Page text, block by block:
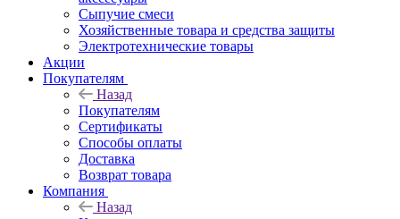
Сыпучие смеси
Хозяйственные товара и средства защиты
Электротехнические товары
Акции
Покупателям
Назад
Покупателям
Сертификаты
Способы оплаты
Доставка
Возврат товара
Компания
Назад